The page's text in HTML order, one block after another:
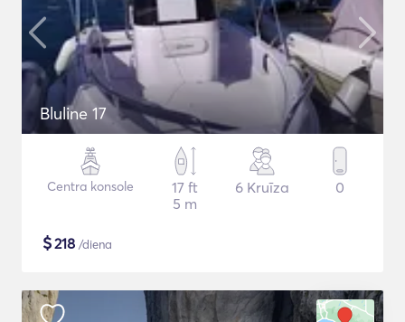
Bluline 17
Centra konsole
17 ft
5 m
6 Kruīza 0
$218 /diena